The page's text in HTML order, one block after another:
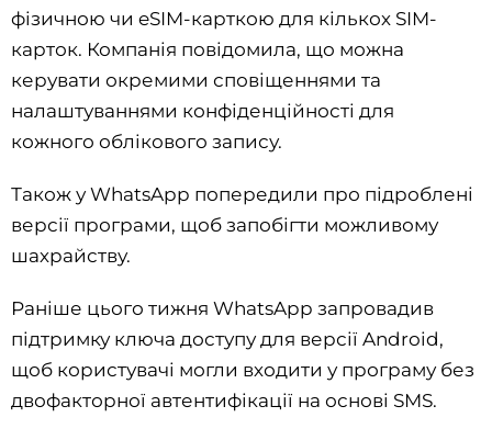
фізичною чи eSIM-карткою для кількох SIM-
карток. Компанія повідомила, що можна
керувати окремими сповіщеннями та
налаштуваннями конфіденційності для
кожного облікового запису.
Також у WhatsApp попередили про підроблені
версії програми, щоб запобігти можливому
шахрайству.
Раніше цього тижня WhatsApp запровадив
підтримку ключа доступу для версії Android,
щоб користувачі могли входити у програму без
двофакторної автентифікації на основі SMS.